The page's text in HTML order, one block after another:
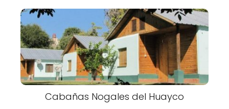
Cabañas Nogales del Huayco